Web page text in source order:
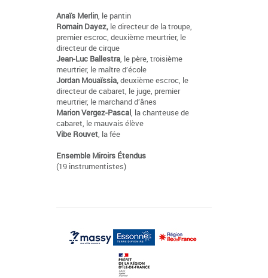
Anaïs Merlin, le pantin
Romain Dayez, le directeur de la troupe,
premier escroc, deuxième meurtrier, le
directeur de cirque
Jean-Luc Ballestra, le père, troisième
meurtrier, le maître d’école
Jordan Mouaïssia,deuxième escroc, le
directeur de cabaret, le juge, premier
meurtrier, le marchand d’ânes
Marion Vergez-Pascal, la chanteuse de
cabaret, le mauvais élève
Vibe Rouvet, la fée
Ensemble Miroirs Étendus
(19 instrumentistes)